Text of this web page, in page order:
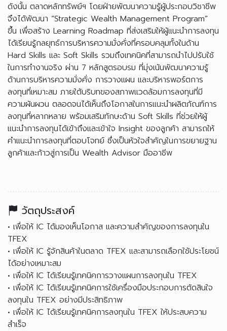
ดังนั้น ตลาดหลักทรัพย์ฯ โดยฝ่ายพัฒนาความรู้ผู้ประกอบวิชาชีพ
จึงได้พัฒนา “Strategic Wealth Management Program”
ขึ้น เพื่อสร้าง Learning Roadmap ที่ส่งเสริมให้ผู้แนะนำการลงทุน
ได้เรียนรู้กลยุทธ์การบริหารความมั่งคั่งที่ครอบคลุมทั้งในด้าน
Hard Skills และ Soft Skills รวมถึงเทคนิคที่สามารถนำไปปรับใช้
ในการทำงานจริง ผ่าน 7 หลักสูตรอบรม ที่มุ่งเน้นพัฒนาความรู้
ด้านการบริหารความมั่งคั่ง การวางแผน และบริหารพอร์ตการ
ลงทุนที่เหมาะสม ภายใต้บริบทของสภาพแวดล้อมการลงทุนที่มี
ความผันผวน ตลอดจนได้เห็นถึงโอกาสในการแนะนำผลิตภัณฑ์การ
ลงทุนที่หลากหลาย พร้อมเสริมทักษะด้าน Soft Skills ที่ช่วยให้ผู้
แนะนำการลงทุนได้เข้าถึงและเข้าใจ Insight ของลูกค้า สามารถให้
คำแนะนำการลงทุนที่ตอบโจทย์ ซึ่งเป็นหัวใจสำคัญในการขยายฐาน
ลูกค้าและก้าวสู่การเป็น Wealth Advisor มืออาชีพ
วัตถุประสงค์
• เพื่อให้ IC ได้มองเห็นโอกาส และความสำคัญของการลงทุนใน
TFEX
• เพื่อให้ IC รู้จักสินค้าในตลาด TFEX และสามารถเลือกใช้ประโยชน์
ได้อย่างเหมาะสม
• เพื่อให้ IC ได้เรียนรู้เทคนิคการวางแผนการลงทุนใน TFEX
• เพื่อให้ IC ได้เรียนรู้เทคนิคการใช้เครื่องมือประกอบการตัดสินใจ
ลงทุนใน TFEX อย่างมีประสิทธิภาพ
• เพื่อให้ IC ได้เรียนรู้เทคนิคการลงทุนใน TFEX ให้ประสบความ
สำเร็จ